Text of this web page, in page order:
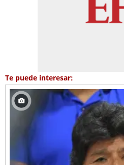
Te puede interesar: